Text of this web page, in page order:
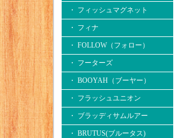
・ フィッシュマグネット
・ フィナ
・ FOLLOW（フォロー）
・ フーターズ
・ BOOYAH（ブーヤー）
・ フラッシュユニオン
・ ブラッディサムルアー
・ BRUTUS(ブルータス)